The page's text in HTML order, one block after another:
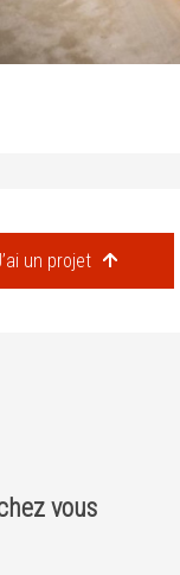
un projet
vous